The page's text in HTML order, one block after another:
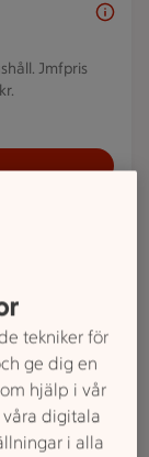
Jmfpris
kg. Ord.pris
tekniker för
ge dig en
hjälp i vår
våra digitala
i alla